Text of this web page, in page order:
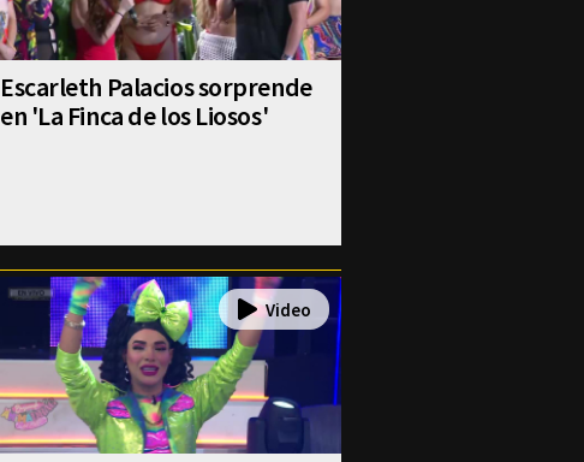
Escarleth Palacios sorprende
en 'La Finca de los Liosos'